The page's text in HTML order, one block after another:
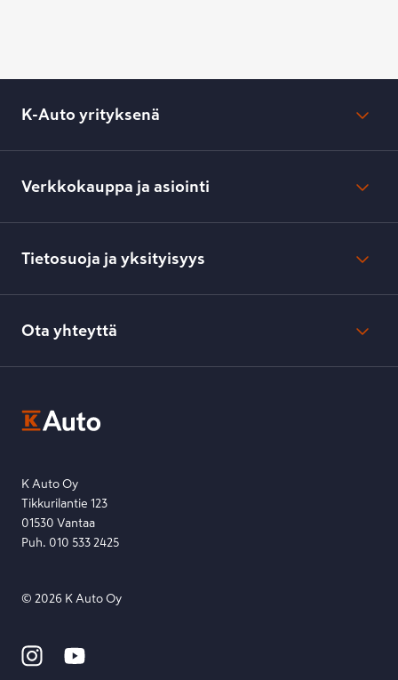
K-Auto yrityksenä
Lehdistötiedotteet
Toimipisteiden yhteystiedot
Verkkokauppa ja asiointi
Toimitustavat ja -kulut
Verkkokaupan peruuttamisilmoitus
Saavutettavuus
Tietosuoja ja yksityisyys
Kesko-konsernin verkkoselailurekisteri
K-Ryhmän evästekäytännöt
Ota yhteyttä
Etsi toimipiste
K Auto Oy
Tikkurilantie 123
01530 Vantaa
Puh. 010 533 2425
© 2026 K Auto Oy